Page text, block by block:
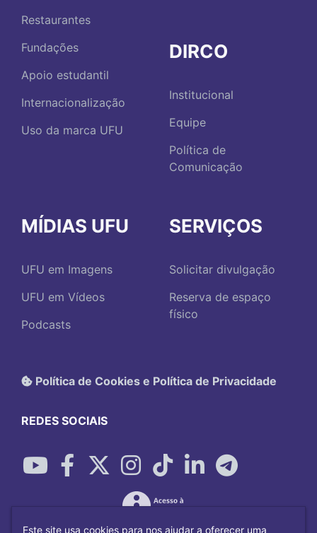
Restaurantes
Fundações
Apoio estudantil
Internacionalização
Uso da marca UFU
DIRCO
Institucional
Equipe
Política de
Comunicação
MÍDIAS UFU
UFU em Imagens
UFU em Vídeos
Podcasts
SERVIÇOS
Solicitar divulgação
Reserva de espaço
físico
Política de Cookies e Política de Privacidade
REDES SOCIAIS
Este site usa cookies para nos ajudar a oferecer uma